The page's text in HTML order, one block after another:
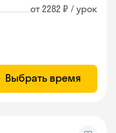
от 2282 ₽ / урок
Выбрать время